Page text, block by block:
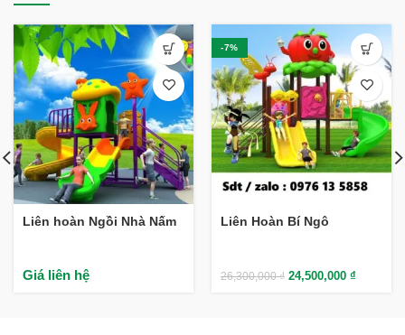
Liên hoàn Ngồi Nhà Nấm
Giá liên hệ
-7%
Liên Hoàn Bí Ngô
26,300,000₫ 24,500,000 ₫